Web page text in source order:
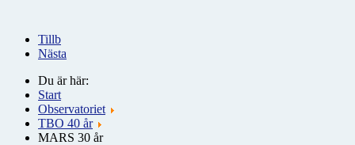
Tillb
Nästa
Du är här:
Start
Observatoriet
TBO 40 år
MARS 30 år